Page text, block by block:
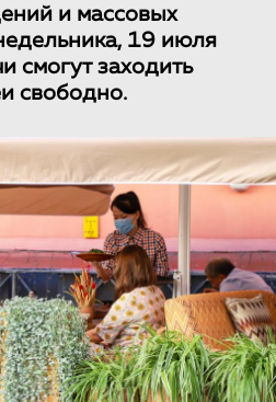
и массовых
19 июля
смогут заходить
свободно.